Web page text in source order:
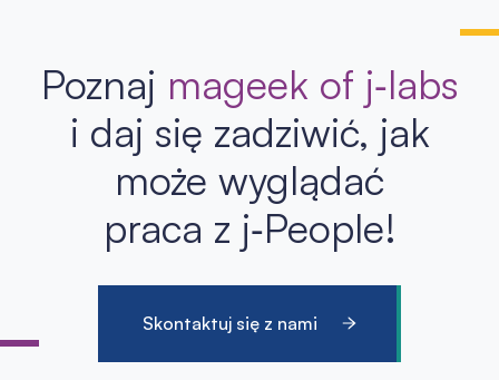
Poznaj mageek of j‑labs
i daj się zadziwić, jak
może wyglądać
praca z j‑People!
Skontaktuj się z nami